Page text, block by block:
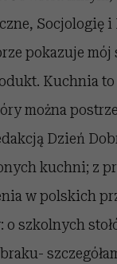
Socjologię
pokazuje
Kuchnia
można
Dzień
kuchni; z
w polskich
szkolnych